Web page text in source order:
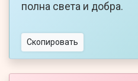
полна света и добра.
Скопировать